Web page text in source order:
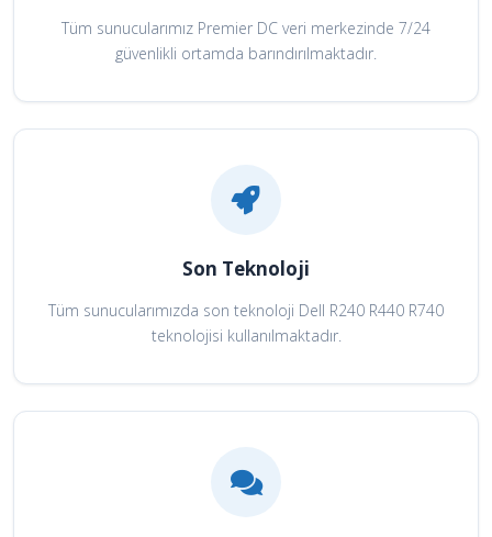
Tüm sunucularımız Premier DC veri merkezinde 7/24
güvenlikli ortamda barındırılmaktadır.
Son Teknoloji
Tüm sunucularımızda son teknoloji Dell R240 R440 R740
teknolojisi kullanılmaktadır.